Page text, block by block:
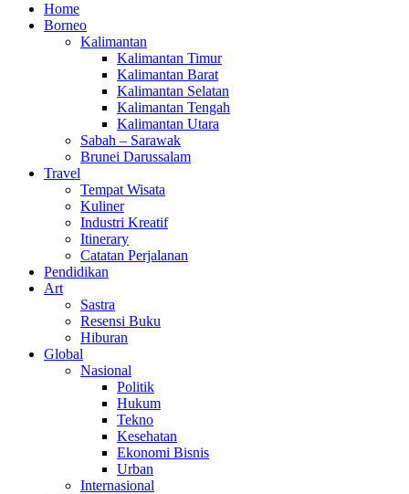
Home
Borneo
Kalimantan
Kalimantan Timur
Kalimantan Barat
Kalimantan Selatan
Kalimantan Tengah
Kalimantan Utara
Sabah – Sarawak
Brunei Darussalam
Travel
Tempat Wisata
Kuliner
Industri Kreatif
Itinerary
Catatan Perjalanan
Pendidikan
Art
Sastra
Resensi Buku
Hiburan
Global
Nasional
Politik
Hukum
Tekno
Kesehatan
Ekonomi Bisnis
Urban
Internasional